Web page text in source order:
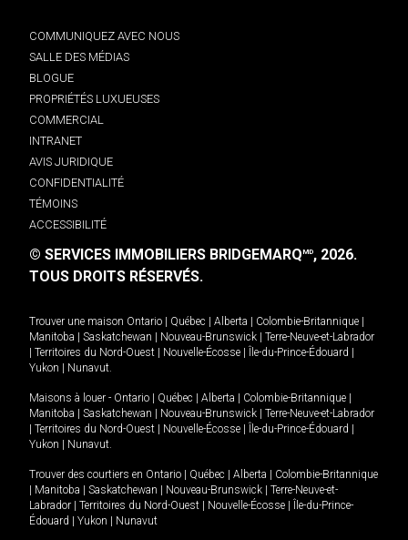
COMMUNIQUEZ AVEC NOUS
SALLE DES MÉDIAS
BLOGUE
PROPRIÉTÉS LUXUEUSES
COMMERCIAL
INTRANET
AVIS JURIDIQUE
CONFIDENTIALITÉ
TÉMOINS
ACCESSIBILITÉ
© SERVICES IMMOBILIERS BRIDGEMARQMD, 2026.
TOUS DROITS RÉSERVÉS.
Trouver une maison Ontario Québec Alberta Colombie-Britannique
Manitoba
Saskatchewan Nouveau-Brunswick
Terre-Neuve-et-Labrador
Territoires du Nord-Ouest Nouvelle-Écosse Île-du-Prince-Édouard
Yukon
Nunavut.
Maisons à louer - Ontario Québec Alberta Colombie-Britannique
Manitoba
Saskatchewan Nouveau-Brunswick
Terre-Neuve-et-Labrador
Territoires du Nord-Ouest Nouvelle-Écosse Île-du-Prince-Édouard
Yukon
Nunavut.
Trouver des courtiers en Ontario Québec Alberta
Colombie-Britannique
Manitoba Saskatchewan Nouveau-Brunswick
Terre-Neuve-et-
Labrador
Territoires du Nord-Ouest Nouvelle-Écosse
Île-du-Prince-
Édouard
Yukon Nunavut